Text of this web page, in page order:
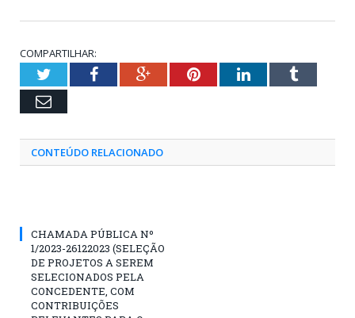
COMPARTILHAR:
TwitterFacebookGoogle+PinterestLinkedInTumblr
Email
CONTEÚDO RELACIONADO
CHAMADA PÚBLICA Nº
1/2023-26122023 (SELEÇÃO
DE PROJETOS A SEREM
SELECIONADOS PELA
CONCEDENTE, COM
CONTRIBUIÇÕES